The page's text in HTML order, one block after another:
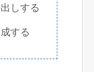
しする
する